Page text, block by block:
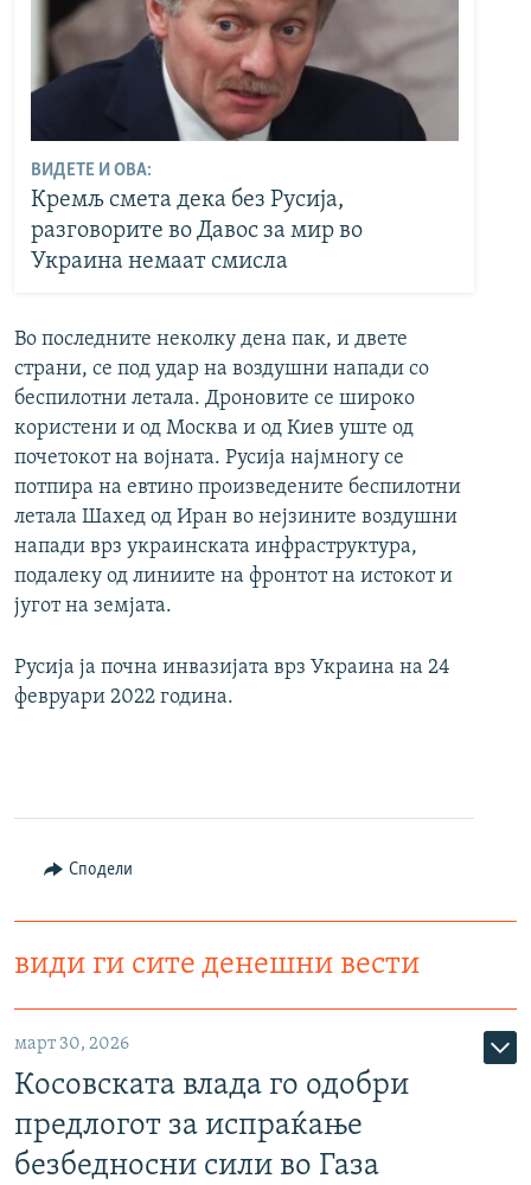
ВИДЕТЕ И ОВА:
Кремљ смета дека без Русија,
разговорите во Давос за мир во
Украина немаат смисла
Во последните неколку дена пак, и двете
страни, се под удар на воздушни напади со
беспилотни летала. Дроновите се широко
користени и од Москва и од Киев уште од
почетокот на војната. Русија најмногу се
потпира на евтино произведените беспилотни
летала Шахед од Иран во нејзините воздушни
напади врз украинската инфраструктура,
подалеку од линиите на фронтот на истокот и
југот на земјата.
Русија ја почна инвазијата врз Украина на 24
февруари 2022 година.
Сподели
види ги сите денешни вести
март 30, 2026
Косовската влада го одобри
предлогот за испраќање
безбедносни сили во Газа